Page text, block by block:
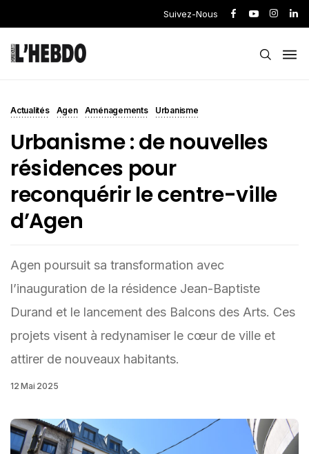
Suivez-Nous
Actualités Agen Aménagements Urbanisme
Urbanisme : de nouvelles
résidences pour
reconquérir le centre-ville
d’Agen
Agen poursuit sa transformation avec
l’inauguration de la résidence Jean-Baptiste
Durand et le lancement des Balcons des Arts. Ces
projets visent à redynamiser le cœur de ville et
attirer de nouveaux habitants.
12 Mai 2025